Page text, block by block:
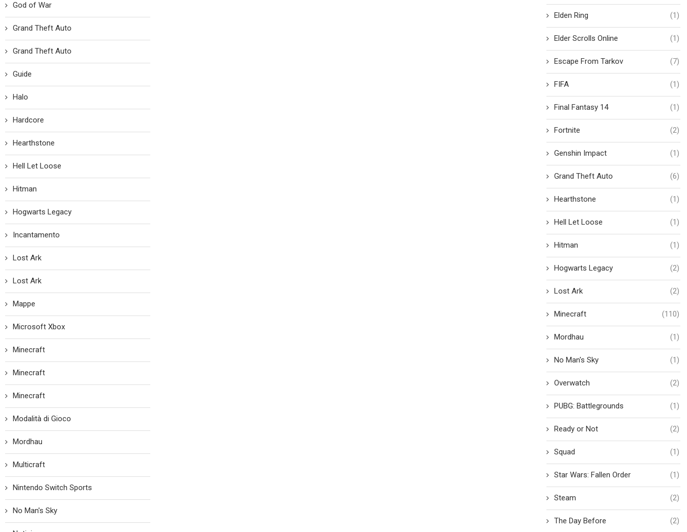
Elden Ring (1)
Elder Scrolls Online (1)
Escape From Tarkov (7)
FIFA (1)
Final Fantasy 14 (1)
Fortnite (2)
Genshin Impact (1)
Grand Theft Auto (6)
Hearthstone (1)
Hell Let Loose (1)
Hitman (1)
Hogwarts Legacy (2)
Lost Ark (2)
Minecraft (110)
Mordhau (1)
No Man's Sky (1)
Overwatch (2)
PUBG: Battlegrounds (1)
Ready or Not (2)
Squad (1)
Star Wars: Fallen Order (1)
Steam (2)
The Day Before (2)
God of War
Grand Theft Auto
Grand Theft Auto
Guide
Halo
Hardcore
Hearthstone
Hell Let Loose
Hitman
Hogwarts Legacy
Incantamento
Lost Ark
Lost Ark
Mappe
Microsoft Xbox
Minecraft
Minecraft
Minecraft
Modalità di Gioco
Mordhau
Multicraft
Nintendo Switch Sports
No Man's Sky